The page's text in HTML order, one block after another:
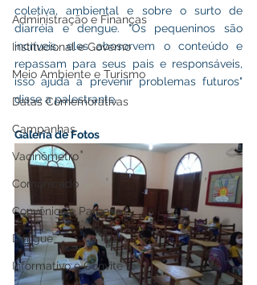
Administração e Finanças
Institucional e Governo
Meio Ambiente e Turismo
Datas Comemorativas
Campanhas
Vacinômetro
Comunicado
Convênios e Parcerias
Dengue
Informativo e Convite
coletiva, ambiental e sobre o surto de
diarréia e dengue. "Os pequeninos são
incríveis, eles abosorvem o conteúdo e
repassam para seus pais e responsáveis,
isso ajuda a prevenir problemas futuros"
disse a palestrante.
Galeria de Fotos